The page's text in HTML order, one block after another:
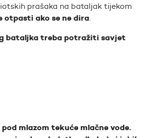
prašaka na bataljak tijekom
otpasti ako se ne dira.
bataljka treba potražiti savjet
mlazom tekuće mlačne vode.